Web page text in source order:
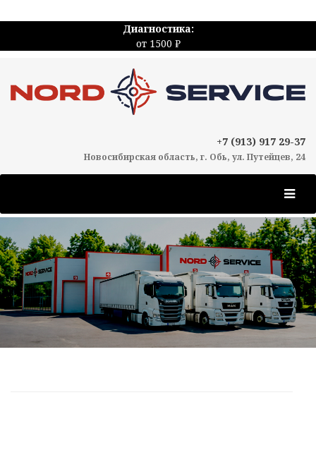
Диагностика:
от 1500 ₽
+7 (913) 917 29-37
Новосибирская область, г. Обь, ул. Путейцев, 24